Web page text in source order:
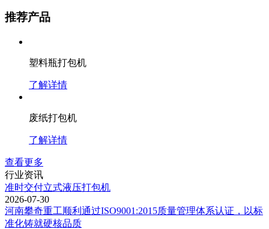
推荐产品
塑料瓶打包机
了解详情
废纸打包机
了解详情
查看更多
行业资讯
准时交付立式液压打包机
2026-07-30
河南攀奇重工顺利通过ISO9001:2015质量管理体系认证，以标
准化铸就硬核品质